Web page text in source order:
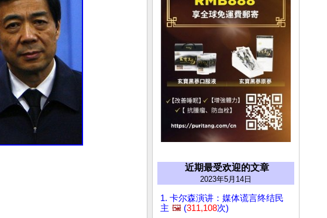
近期最受欢迎的文章
2023年5月14日
1. 卡尔森演讲：媒体谎言终结民
主 🖼️ (311,108次)